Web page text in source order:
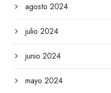
agosto 2024
julio 2024
junio 2024
mayo 2024